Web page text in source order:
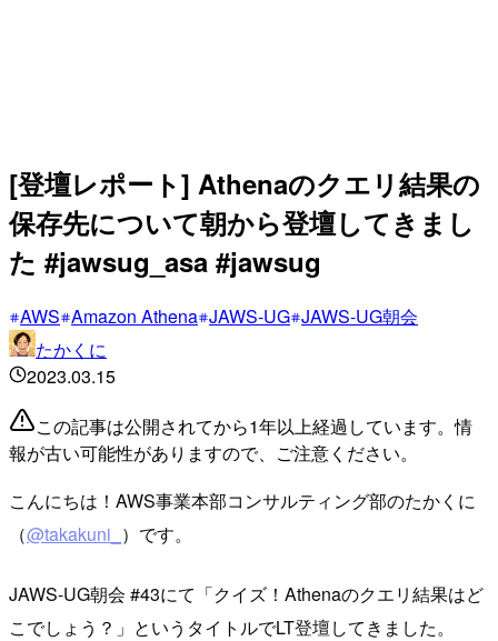
[登壇レポート] Athenaのクエリ結果の
保存先について朝から登壇してきまし
た #jawsug_asa #jawsug
AWS Amazon Athena JAWS-UG JAWS-UG朝会
たかくに
2023.03.15
この記事は公開されてから1年以上経過しています。情
報が古い可能性がありますので、ご注意ください。
こんにちは！AWS事業本部コンサルティング部のたかくに
（@takakuni_ ）です。
JAWS-UG朝会 #43にて「クイズ！Athenaのクエリ結果はど
こでしょう？」というタイトルでLT登壇してきました。